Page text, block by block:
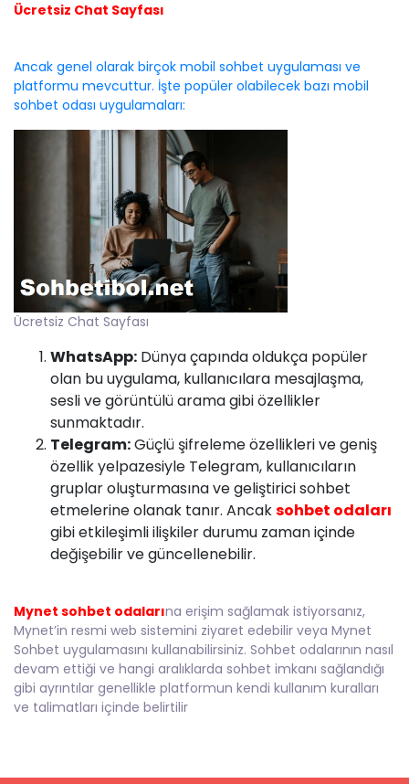
Ücretsiz Chat Sayfası
Ancak genel olarak birçok mobil sohbet uygulaması ve
platformu mevcuttur. İşte popüler olabilecek bazı mobil
sohbet odası uygulamaları:
Ücretsiz Chat Sayfası
WhatsApp: Dünya çapında oldukça popüler
olan bu uygulama, kullanıcılara mesajlaşma,
sesli ve görüntülü arama gibi özellikler
sunmaktadır.
Telegram:Güçlü şifreleme özellikleri ve geniş
özellik yelpazesiyle Telegram, kullanıcıların
gruplar oluşturmasına ve geliştirici sohbet
etmelerine olanak tanır. Ancaksohbet odaları
gibi etkileşimli ilişkiler durumu zaman içinde
değişebilir ve güncellenebilir.
Mynet sohbet odalarına erişim sağlamak istiyorsanız,
Mynet’in resmi web sistemini ziyaret edebilir veya Mynet
Sohbet uygulamasını kullanabilirsiniz. Sohbet odalarının nasıl
devam ettiği ve hangi aralıklarda sohbet imkanı sağlandığı
gibi ayrıntılar genellikle platformun kendi kullanım kuralları
ve talimatları içinde belirtilir